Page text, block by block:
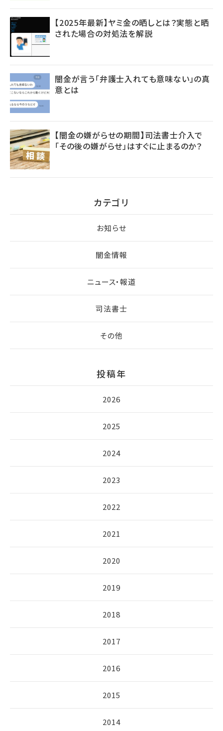
【2025年最新】ヤミ金の晒しとは？実態と晒
された場合の対処法を解説
闇金が言う「弁護士入れても意味ない」の真
意とは
【闇金の嫌がらせの期間】司法書士介入で
「その後の嫌がらせ」はすぐに止まるのか？
カテゴリ
お知らせ
闇金情報
ニュース・報道
司法書士
その他
投稿年
2026
2025
2024
2023
2022
2021
2020
2019
2018
2017
2016
2015
2014